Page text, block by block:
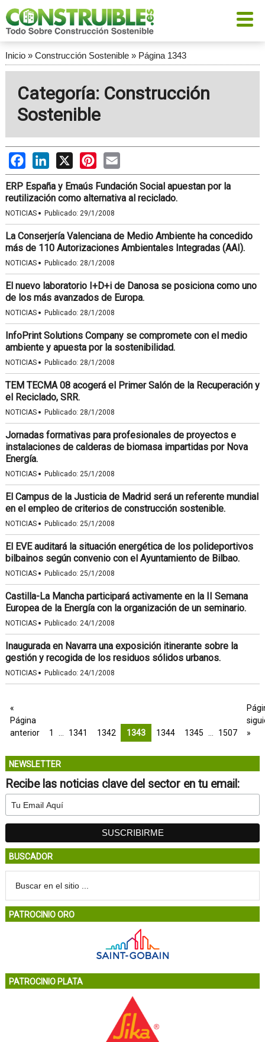
Inicio» Construcción Sostenible» Página 1343
Categoría: Construcción
Sostenible
FacebookLinkedIn
X PinterestEmail
ERP España y Emaús Fundación Social apuestan por la
reutilización como alternativa al reciclado.
NOTICIAS · Publicado: 29/1/2008
La Conserjería Valenciana de Medio Ambiente ha concedido
más de 110 Autorizaciones Ambientales Integradas (AAI).
NOTICIAS · Publicado: 28/1/2008
El nuevo laboratorio I+D+i de Danosa se posiciona como uno
de los más avanzados de Europa.
NOTICIAS · Publicado: 28/1/2008
InfoPrint Solutions Company se compromete con el medio
ambiente y apuesta por la sostenibilidad.
NOTICIAS · Publicado: 28/1/2008
TEM TECMA 08 acogerá el Primer Salón de la Recuperación y
el Reciclado, SRR.
NOTICIAS · Publicado: 28/1/2008
Jornadas formativas para profesionales de proyectos e
instalaciones de calderas de biomasa impartidas por Nova
Energía.
NOTICIAS · Publicado: 25/1/2008
El Campus de la Justicia de Madrid será un referente mundial
en el empleo de criterios de construcción sostenible.
NOTICIAS · Publicado: 25/1/2008
El EVE auditará la situación energética de los polideportivos
bilbainos según convenio con el Ayuntamiento de Bilbao.
NOTICIAS · Publicado: 25/1/2008
Castilla-La Mancha participará activamente en la II Semana
Europea de la Energía con la organización de un seminario.
NOTICIAS · Publicado: 24/1/2008
Inaugurada en Navarra una exposición itinerante sobre la
gestión y recogida de los residuos sólidos urbanos.
NOTICIAS · Publicado: 24/1/2008
«
Página
anterior
1 1341 1342 1343 1344 1345 1507
»
NEWSLETTER
Recibe las noticias clave del sector en tu email:
BUSCADOR
PATROCINIO ORO
PATROCINIO PLATA